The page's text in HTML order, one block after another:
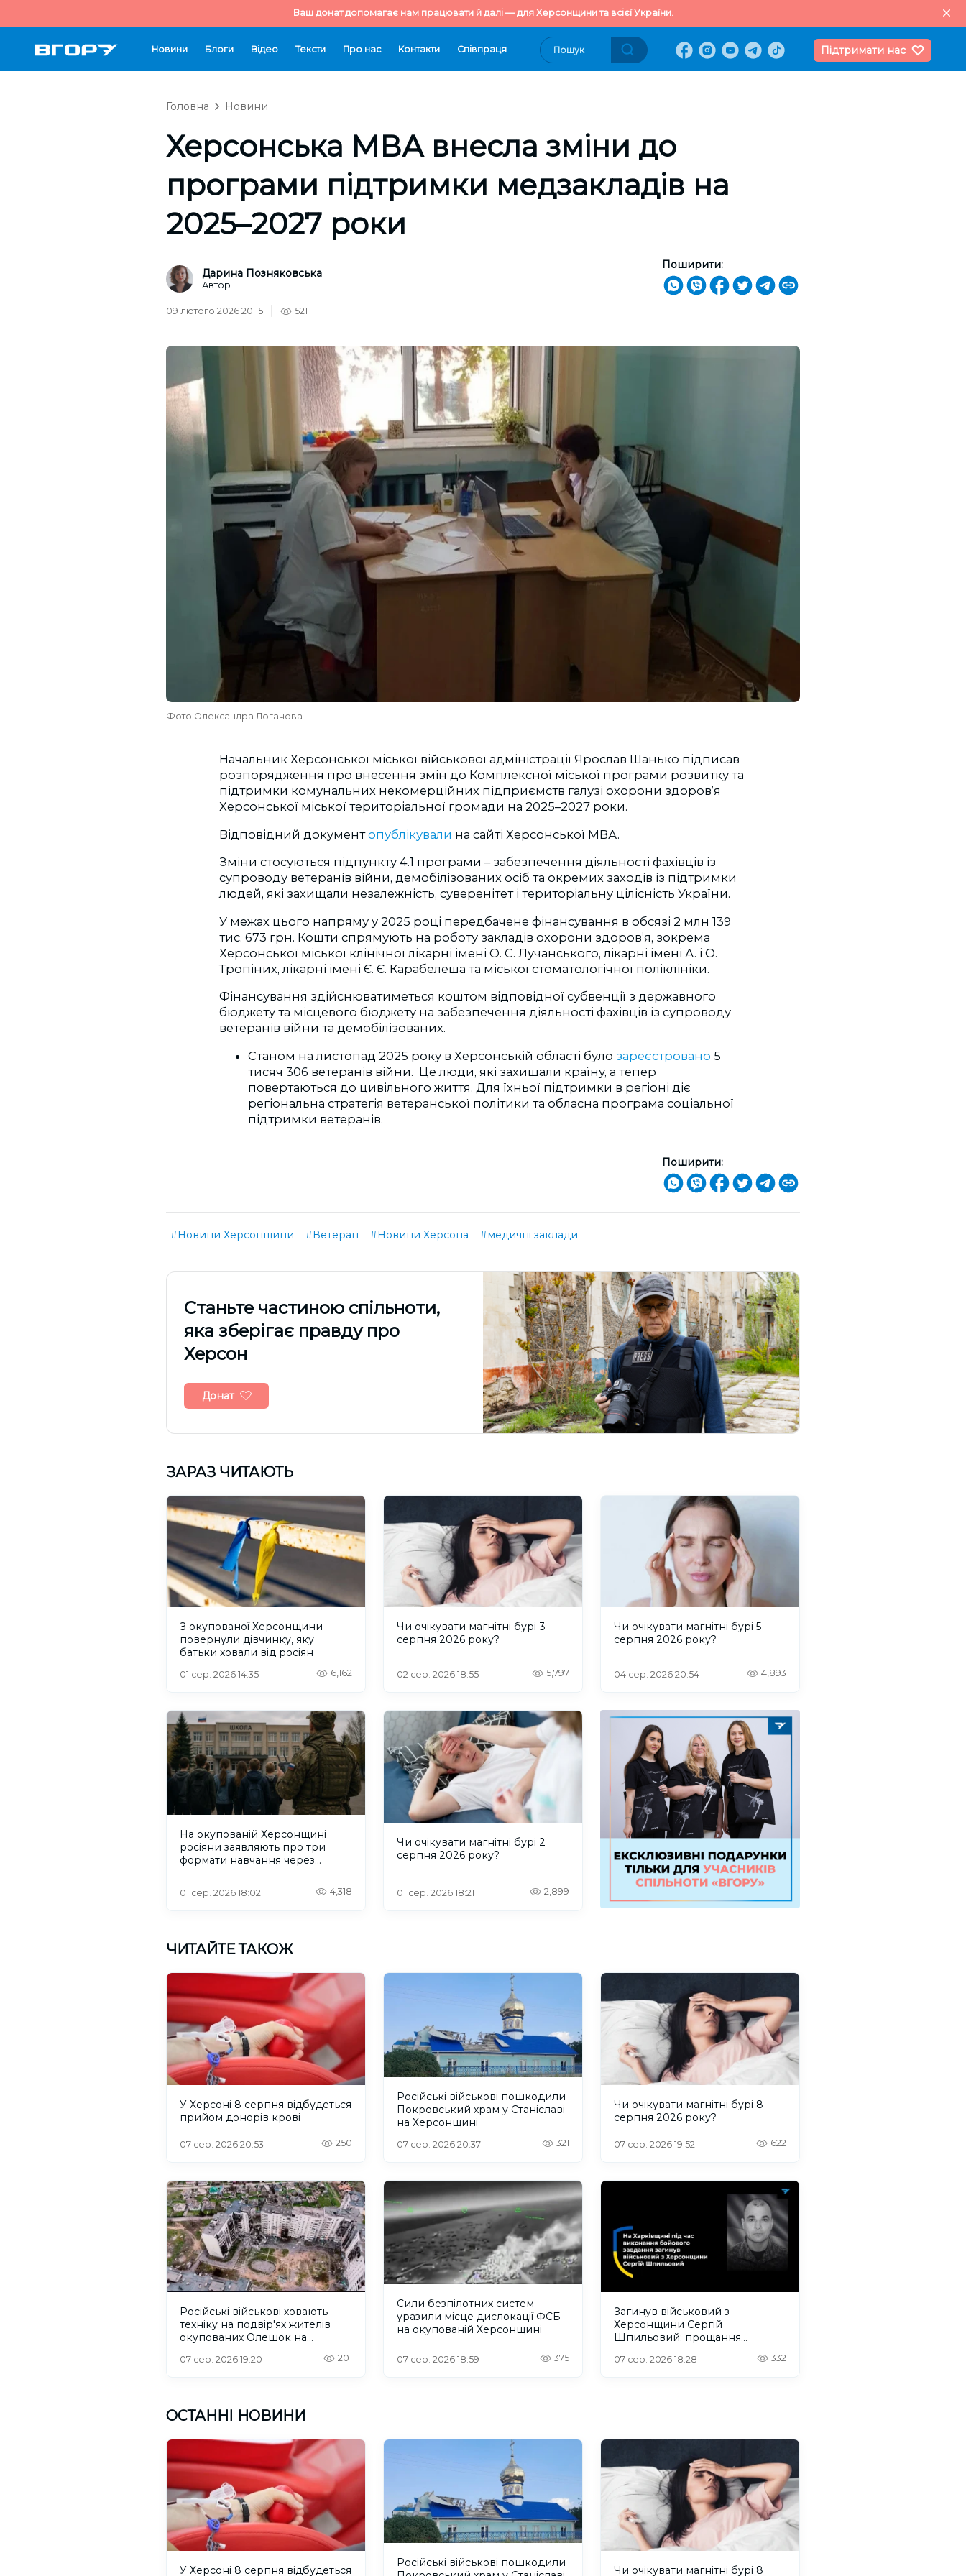
Ваш донат допомагає нам працювати й далі — для Херсонщини та всієї України.
Новини Блоги Відео Тексти Про нас Контакти Cпівпраця Підтримати нас
Головна Новини
Херсонська МВА внесла зміни до
програми підтримки медзакладів на
2025–2027 роки
Дарина Позняковська
Автор
Поширити:
09 лютого 2026 20:15 521
Фото Олександра Логачова
Начальник Херсонської міської військової адміністрації Ярослав Шанько підписав
розпорядження про внесення змін до Комплексної міської програми розвитку та
підтримки комунальних некомерційних підприємств галузі охорони здоров’я
Херсонської міської територіальної громади на 2025–2027 роки.
Відповідний документопублікували на сайті Херсонської МВА.
Зміни стосуються підпункту 4.1 програми – забезпечення діяльності фахівців із
супроводу ветеранів війни, демобілізованих осіб та окремих заходів із підтримки
людей, які захищали незалежність, суверенітет і територіальну цілісність України.
У межах цього напряму у 2025 році передбачене фінансування в обсязі 2 млн 139
тис. 673 грн. Кошти спрямують на роботу закладів охорони здоров’я, зокрема
Херсонської міської клінічної лікарні імені О. С. Лучанського, лікарні імені А. і О.
Тропіних, лікарні імені Є. Є. Карабелеша та міської стоматологічної поліклініки.
Фінансування здійснюватиметься коштом відповідної субвенції з державного
бюджету та місцевого бюджету на забезпечення діяльності фахівців із супроводу
ветеранів війни та демобілізованих.
Станом на листопад 2025 року в Херсонській області було зареєстровано 5
тисяч 306 ветеранів війни. Це люди, які захищали країну, а тепер
повертаються до цивільного життя. Для їхньої підтримки в регіоні діє
регіональна стратегія ветеранської політики та обласна програма соціальної
підтримки ветеранів.
Поширити:
#Новини Херсонщини #Ветеран #Новини Херсона #медичні заклади
Cтаньте частиною спільноти,
яка зберігає правду про
Херсон
Донат
ЗАРАЗ ЧИТАЮТЬ
З окупованої Херсонщини
повернули дівчинку, яку
батьки ховали від росіян
01 сер. 2026 14:35 6,162
Чи очікувати магнітні бурі 3
серпня 2026 року?
02 сер. 2026 18:55 5,797
Чи очікувати магнітні бурі 5
серпня 2026 року?
04 сер. 2026 20:54 4,893
На окупованій Херсонщині
росіяни заявляють про три
формати навчання через
01 сер. 2026 18:02 4,318
Чи очікувати магнітні бурі 2
серпня 2026 року?
01 сер. 2026 18:21 2,899
ЧИТАЙТЕ ТАКОЖ
У Херсоні 8 серпня відбудеться
прийом донорів крові
07 сер. 2026 20:53 250
Російські військові пошкодили
Покровський храм у Станіславі
на Херсонщині
07 сер. 2026 20:37 321
Чи очікувати магнітні бурі 8
серпня 2026 року?
07 сер. 2026 19:52 622
Російські військові ховають
техніку на подвір'ях жителів
окупованих Олешок на
07 сер. 2026 19:20 201
Сили безпілотних систем
уразили місце дислокації ФСБ
на окупованій Херсонщині
07 сер. 2026 18:59 375
Загинув військовий з
Херсонщини Сергій
Шпильовий: прощання
07 сер. 2026 18:28 332
ОСТАННІ НОВИНИ
У Херсоні 8 серпня відбудеться
Російські військові пошкодили
Чи очікувати магнітні бурі 8